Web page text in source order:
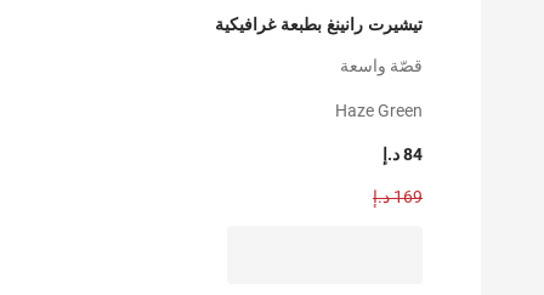
تيشيرت رانينغ بطبعة غرافيكية
قصّة واسعة
Haze Green
84 د.إ
169 د.إ